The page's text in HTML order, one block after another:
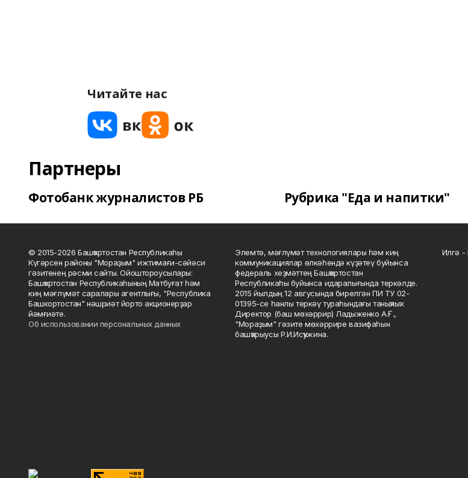
Читайте нас
Партнеры
Фотобанк журналистов РБ Рубрика "Еда и напитки"
© 2015-2026 Башҡортостан Республикаһы
Күгәрсен районы "Мораҙым" ижтимағи-сәйәси
гәзитенең рәсми сайты. Ойоштороусылары:
Башҡортостан Республикаһының Матбуғат һәм
киң мәғлүмәт саралары агентлығы, "Республика
Башкортостан" нәшриәт йорто акционерҙар
йәмғиәте.
Об использовании персональных данных
Элемтә, мәғлүмәт технологиялары һәм киң
коммуникациялар өлкәһендә күҙәтеү буйынса
федераль хеҙмәттең Башҡортостан
Республикаһы буйынса идаралығында теркәлде.
2015 йылдың 12 авгусында бирелгән ПИ ТУ 02-
01395-се һанлы теркәү тураһындағы таныҡлыҡ.
Директор (баш мөхәррир) Ладыженко А.Ғ.,
"Мораҙым" гәзите мөхәррире вазифаһын
башҡарыусы Р.И.Исҡужина.
Илгә -